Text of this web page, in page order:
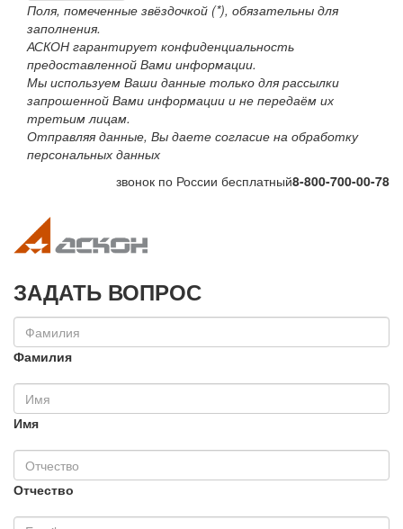
Поля, помеченные звёздочкой (*), обязательны для
заполнения.
АСКОН гарантирует конфиденциальность
предоставленной Вами информации.
Мы используем Ваши данные только для рассылки
запрошенной Вами информации и не передаём их
третьим лицам.
Отправляя данные, Вы даете согласие на обработку
персональных данных
звонок по России бесплатный8-800-700-00-78
ЗАДАТЬ ВОПРОС
Фамилия
Имя
Отчество